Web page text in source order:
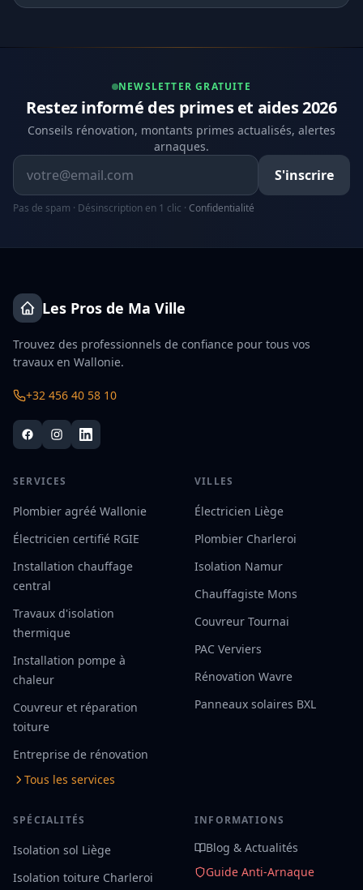
NEWSLETTER GRATUITE
Restez informé des primes et aides 2026
Conseils rénovation, montants primes actualisés, alertes
arnaques.
Adresse email
S'inscrire
Pas de spam · Désinscription en 1 clic · Confidentialité
Les Pros de Ma Ville
Trouvez des professionnels de confiance pour tous vos
travaux en Wallonie.
+32 456 40 58 10
SERVICES
Plombier agréé Wallonie
Électricien certifié RGIE
Installation chauffage
central
Travaux d'isolation
thermique
Installation pompe à
chaleur
Couvreur et réparation
toiture
Entreprise de rénovation
Tous les services
VILLES
Électricien Liège
Plombier Charleroi
Isolation Namur
Chauffagiste Mons
Couvreur Tournai
PAC Verviers
Rénovation Wavre
Panneaux solaires BXL
SPÉCIALITÉS
Isolation sol Liège
Isolation toiture Charleroi
INFORMATIONS
Blog & Actualités
Guide Anti-Arnaque